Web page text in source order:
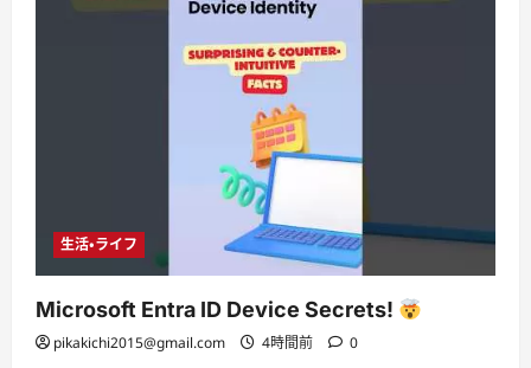
生活・ライフ
Microsoft Entra ID Device Secrets!
pikakichi2015@gmail.com 4時間前 0